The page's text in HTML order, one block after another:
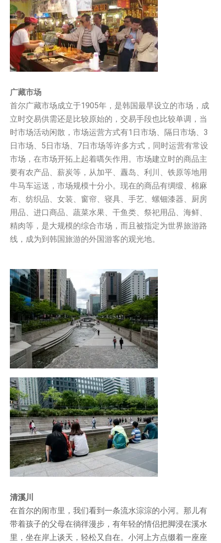
广藏市场
首尔广藏市场成立于1905年，是韩国最早设立的市场，成
立时交易供需还是比较原始的，交易手段也比较单调，当
时市场活动闲散，市场运营方式有1日市场、隔日市场、3
日市场、5日市场、7日市场等许多方式，同时运营有常设
市场，在市场开拓上起着嚆矢作用。市场建立时的商品主
要有农产品、薪炭等，从加平、纛岛、利川、铁原等地用
牛马车运送，市场规模十分小。现在的商品有绸缎、棉麻
布、纺织品、女装、窗帘、寝具、手艺、螺钿漆器、厨房
用品、进口商品、蔬菜水果、干鱼类、祭祀用品、海鲜、
精肉等，是大规模的综合市场，而且被指定为世界旅游路
线，成为到韩国旅游的外国游客的观光地。
清溪川
在首尔的闹市里，我们看到一条流水淙淙的小河。那儿有
带着孩子的父母在徜徉漫步，有年轻的情侣把脚浸在溪水
里，坐在岸上谈天，轻松又自在。小河上方点缀着一座座